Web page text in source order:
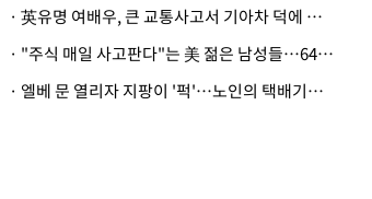
· 英유명 여배우, 큰 교통사고서 기아차 덕에 살았다
· "주식 매일 사고판다"는 美 젊은 남성들…64%가 "나는 인생의 패배자“
· 엘베 문 열리자 지팡이 '퍽'…노인의 택배기사 폭행 이유